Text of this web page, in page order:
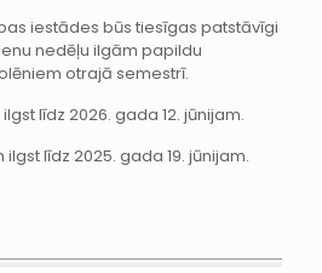
iestādes būs tiesīgas patstāvīgi
nedēļu ilgām papildu
otrajā semestrī.
līdz 2026. gada 12. jūnijam.
līdz 2025. gada 19. jūnijam.